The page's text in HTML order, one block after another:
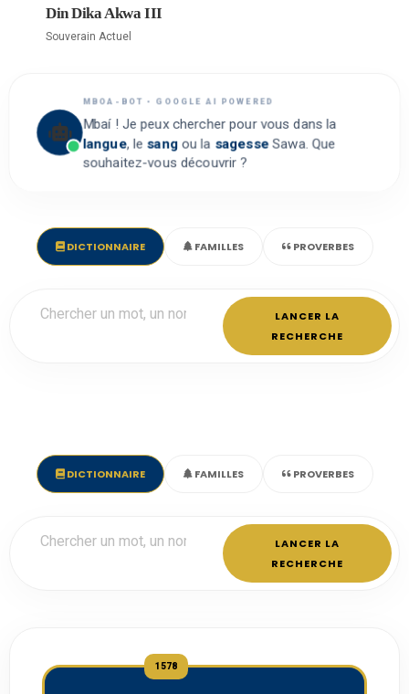
Din Dika Akwa III
Souverain Actuel
MBOA-BOT • GOOGLE AI POWERED
Mbaí ! Je peux chercher pour vous dans la
langue, le sangou la sagesseSawa. Que
souhaitez-vous découvrir ?
DICTIONNAIRE FAMILLES PROVERBES
LANCER LA
RECHERCHE
DICTIONNAIRE FAMILLES PROVERBES
LANCER LA
RECHERCHE
1578